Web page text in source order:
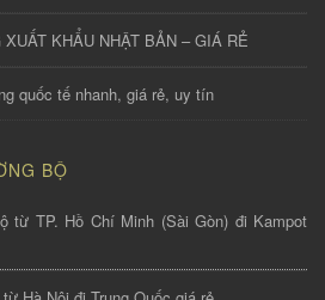
KHẨU NHẬT BẢN – GIÁ RẺ
quốc tế nhanh, giá rẻ, uy tín
BỘ
từ TP. Hồ Chí Minh (Sài Gòn) đi Kampot